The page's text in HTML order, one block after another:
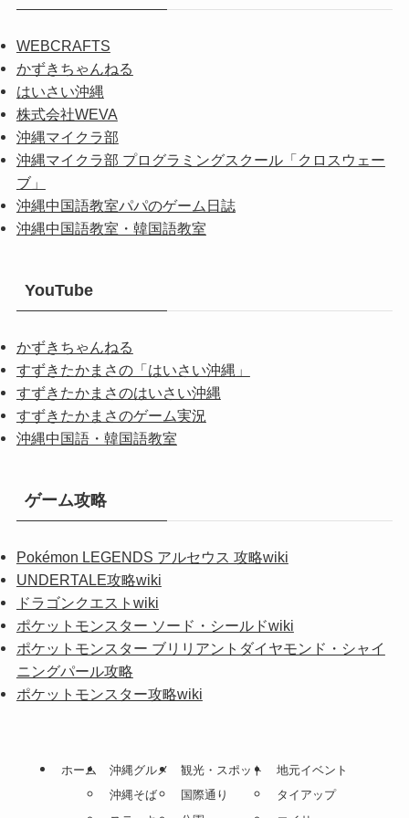
WEBCRAFTS
かずきちゃんねる
はいさい沖縄
株式会社WEVA
沖縄マイクラ部
沖縄マイクラ部 プログラミングスクール「クロスウェー
ブ」
沖縄中国語教室パパのゲーム日誌
沖縄中国語教室・韓国語教室
YouTube
かずきちゃんねる
すずきたかまさの「はいさい沖縄」
すずきたかまさのはいさい沖縄
すずきたかまさのゲーム実況
沖縄中国語・韓国語教室
ゲーム攻略
Pokémon LEGENDS アルセウス 攻略wiki
UNDERTALE攻略wiki
ドラゴンクエストwiki
ポケットモンスター ソード・シールドwiki
ポケットモンスター ブリリアントダイヤモンド・シャイ
ニングパール攻略
ポケットモンスター攻略wiki
ホーム
沖縄グルメ
沖縄そば
観光・スポット
国際通り
地元イベント
タイアップ